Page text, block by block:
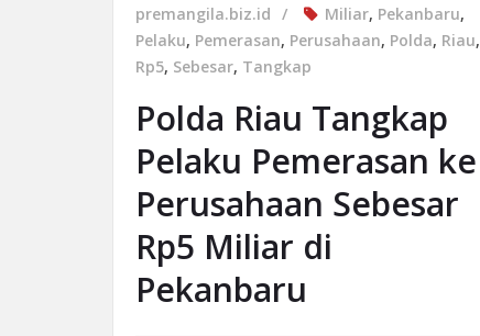
premangila.biz.id
Miliar, Pekanbaru,
Pelaku, Pemerasan, Perusahaan, Polda, Riau,
Rp5, Sebesar, Tangkap
Polda Riau Tangkap
Pelaku Pemerasan ke
Perusahaan Sebesar
Rp5 Miliar di
Pekanbaru